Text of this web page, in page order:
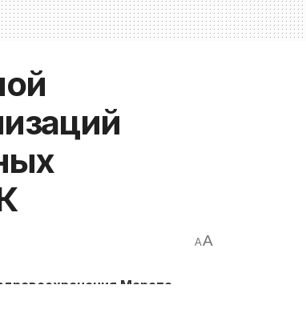
AA
Марата